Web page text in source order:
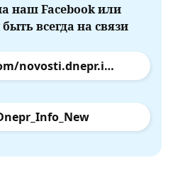
наш Facebook или
всегда на связи
facebook.com/novosti.dnepr.info